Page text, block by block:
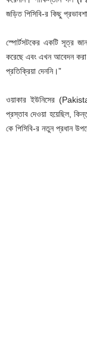
জড়িত পিসিবি-র কিছু
স্পোর্টসটকের একটি সূত্র
করেছে এবং এখন আবেদন করা
প্রতিক্রিয়া দেননি।”
ওয়াকার ইউনিসের
প্রস্তাব দেওয়া হয়েছিল,
কে পিসিবি-র নতুন প্রধান